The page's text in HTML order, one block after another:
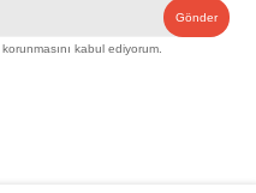
Gönder
korunmasını kabul ediyorum.